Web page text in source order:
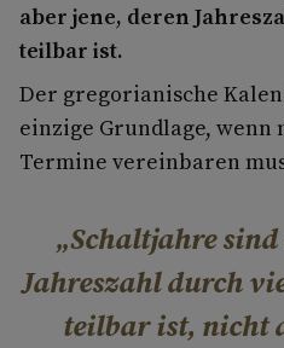
aber jene, deren
teilbar ist.
Der gregorianische
einzige Grundlage,
Termine vereinbaren
Schaltjahre
Jahreszahl durch
teilbar ist, nicht